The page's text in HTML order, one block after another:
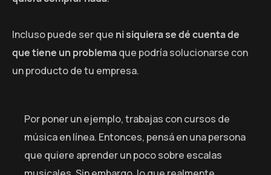
Incluso puede ser que ni siquiera se dé cuenta de
que tiene un problemaque podría solucionarse con
un producto de tu empresa.
Por poner un ejemplo, trabajas con cursos de
música en línea. Entonces, pensá en una persona
que quiere aprender un poco sobre escalas